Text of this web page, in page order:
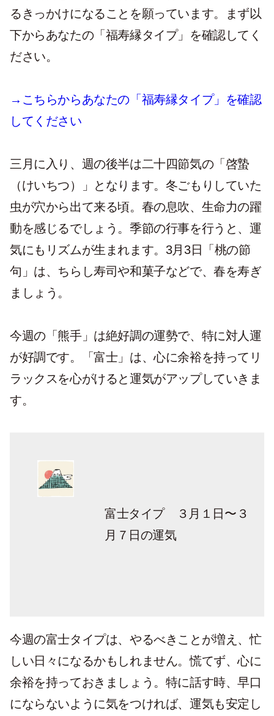
るきっかけになることを願っています。まず以
下からあなたの「福寿縁タイプ」を確認してく
ださい。
→こちらからあなたの「福寿縁タイプ」を確認
してください
三月に入り、週の後半は二十四節気の「啓蟄
（けいちつ）」となります。冬ごもりしていた
虫が穴から出て来る頃。春の息吹、生命力の躍
動を感じるでしょう。季節の行事を行うと、運
気にもリズムが生まれます。3月3日「桃の節
句」は、ちらし寿司や和菓子などで、春を寿ぎ
ましょう。
今週の「熊手」は絶好調の運勢で、特に対人運
が好調です。「富士」は、心に余裕を持ってリ
ラックスを心がけると運気がアップしていきま
す。
富士タイプ ３月１日〜３
月７日の運気
今週の富士タイプは、やるべきことが増え、忙
しい日々になるかもしれません。慌てず、心に
余裕を持っておきましょう。特に話す時、早口
にならないように気をつければ、運気も安定し